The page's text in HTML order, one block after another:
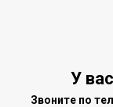
У
Звоните по